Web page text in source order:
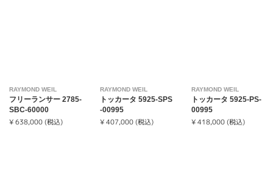
RAYMOND WEIL
フリーランサー 2785-
SBC-60000
¥ 638,000 (税込)
RAYMOND WEIL
トッカータ 5925-SPS
-00995
¥ 407,000 (税込)
RAYMOND WEIL
トッカータ 5925-PS-
00995
¥ 418,000 (税込)